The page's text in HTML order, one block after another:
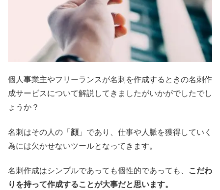
個人事業主やフリーランスが名刺を作成するときの名刺作
成サービスについて解説してきましたがいかがでしたでし
ょうか？
名刺はその人の「 顔」であり、仕事や人脈を獲得していく
為には欠かせないツールとなってきます。
名刺作成はシンプルであっても個性的であっても、
こだわ
りを持って作成することが大事だと思います。